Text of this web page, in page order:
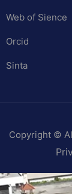
Web of Sience
Orcid
Sinta
Copyright ©